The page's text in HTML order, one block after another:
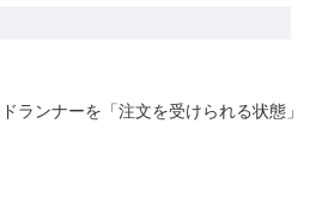
ランナーを「注文を受けられる状態」